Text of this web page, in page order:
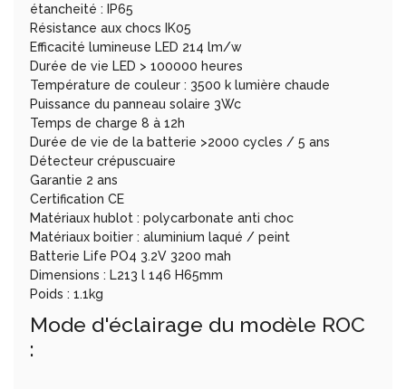
étancheité : IP65
Résistance aux chocs IK05
Efficacité lumineuse LED 214 lm/w
Durée de vie LED > 100000 heures
Température de couleur : 3500 k lumière chaude
Puissance du panneau solaire 3Wc
Temps de charge 8 à 12h
Durée de vie de la batterie >2000 cycles / 5 ans
Détecteur crépuscuaire
Garantie 2 ans
Certification CE
Matériaux hublot : polycarbonate anti choc
Matériaux boitier : aluminium laqué / peint
Batterie Life PO4 3.2V 3200 mah
Dimensions : L213 l 146 H65mm
Poids : 1.1kg
Mode d'éclairage du modèle ROC
: